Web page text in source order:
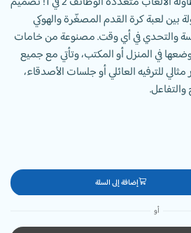
بين لعبة كرة القدم المصغّرة والهوكي
والتحدي في أي وقت. مصنوعة من خامات
في المنزل أو المكتب، وتأتي مع جميع
للترفيه العائلي أو جلسات الأصدقاء،
إضافة إلى السلة
أو